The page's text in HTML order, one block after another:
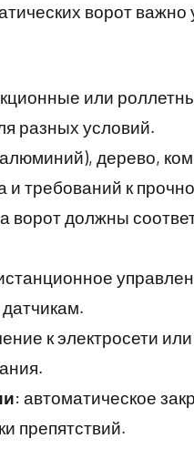
ворот важно
или
разных условий.
алюминий), дерево,
и требований к
ворот должны
к электросети
: автоматическое
препятствий.